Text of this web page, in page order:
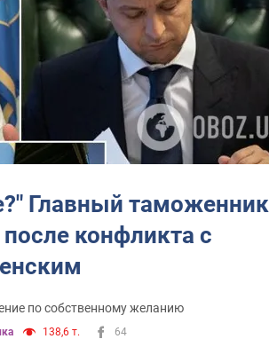
Главный таможенник
конфликта с
по собственному желанию
138,6 т. 64